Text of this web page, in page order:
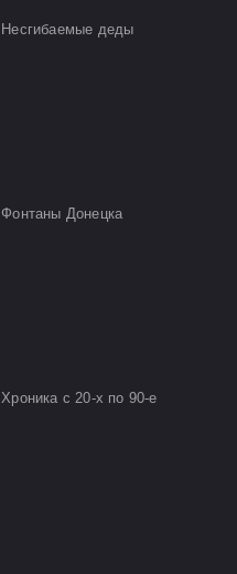
Несгибаемые деды
Фонтаны Донецка
Хроника с 20-х по 90-е